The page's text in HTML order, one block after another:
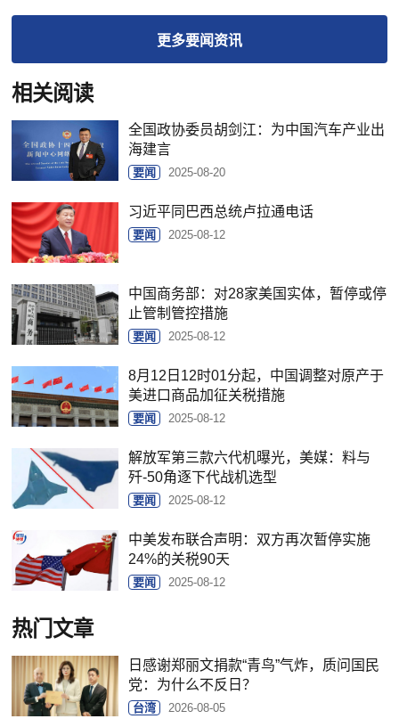
更多要闻资讯
相关阅读
全国政协委员胡剑江：为中国汽车产业出
海建言
要闻 2025-08-20
习近平同巴西总统卢拉通电话
要闻 2025-08-12
中国商务部：对28家美国实体，暂停或停
止管制管控措施
要闻 2025-08-12
8月12日12时01分起，中国调整对原产于
美进口商品加征关税措施
要闻 2025-08-12
解放军第三款六代机曝光，美媒：料与
歼-50角逐下代战机选型
要闻 2025-08-12
中美发布联合声明：双方再次暂停实施
24%的关税90天
要闻 2025-08-12
热门文章
日感谢郑丽文捐款“青鸟”气炸，质问国民
党：为什么不反日？
台湾 2026-08-05